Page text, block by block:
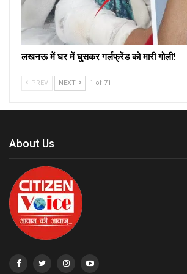
लखनऊ में घर में घुसकर गर्लफ्रेंड को मारी गोली!
PREV NEXT 1 of 71
About Us